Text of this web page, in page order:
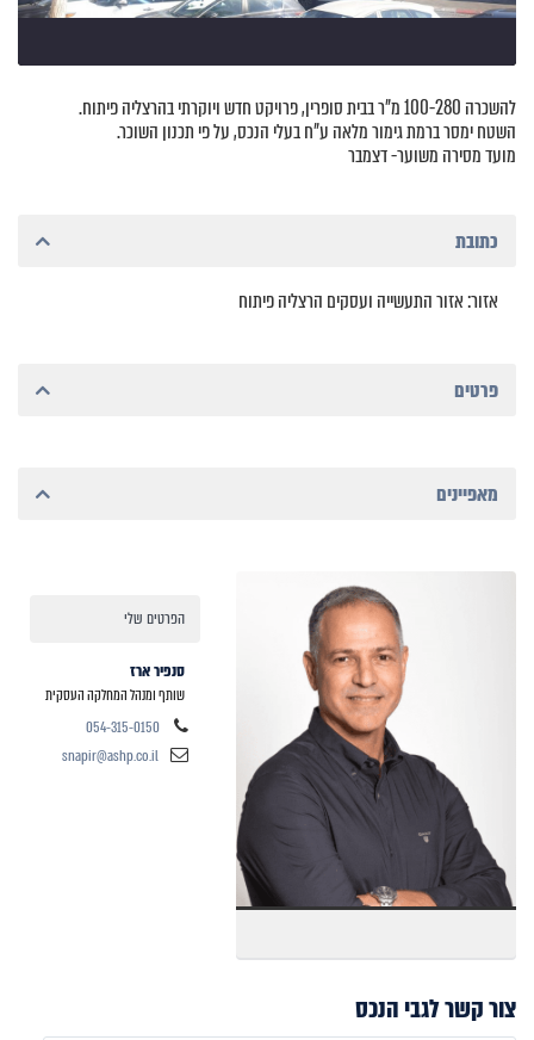
להשכרה 100-280 מ"ר בבית סופרין, פרויקט חדש ויוקרתי בהרצליה פיתוח.
השטח ימסר ברמת גימור מלאה ע"ח בעלי הנכס, על פי תכנון השוכר.
מועד מסירה משוער- דצמבר
כתובת
אזור: אזור התעשייה ועסקים הרצליה פיתוח
פרטים
מאפיינים
הפרטים שלי
סנפיר ארז
שותף ומנהל המחלקה העסקית
054-315-0150
snapir@ashp.co.il
צור קשר